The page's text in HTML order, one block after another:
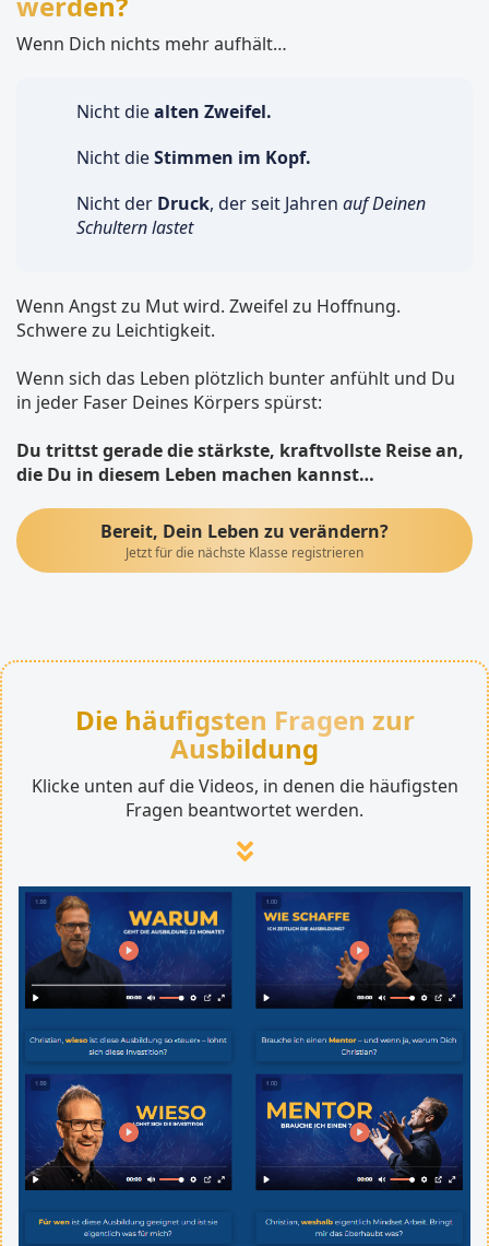
Wenn Dich nichts mehr aufhält…
Nicht diealten Zweifel.
Nicht dieStimmen im Kopf.
Nicht der Druck, der seit Jahren auf Deinen
Schultern lastet
Wenn Angst zu Mut wird. Zweifel zu Hoffnung.
Schwere zu Leichtigkeit.
Wenn sich das Leben plötzlich bunter anfühlt und Du
in jeder Faser Deines Körpers spürst:
Du trittst gerade die stärkste, kraftvollste Reise an,
die Du in diesem Leben machen kannst…
Bereit, Dein Leben zu verändern?
Jetzt für die nächste Klasse registrieren
Die häufigsten Fragen zur
Ausbildung
Klicke unten auf die Videos, in denen die häufigsten
Fragen beantwortet werden.